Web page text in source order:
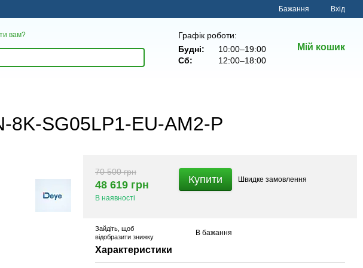
Бажання Вхід
вам?
Графік роботи:
Будні:
10:00–19:00
Сб:
12:00–18:00
Мій кошик
8K-SG05LP1-EU-AM2-P
70 500 грн
48 619 грн
В наявності
Купити Швидке замовлення
Зайдіть , щоб
відобразити знижку
В бажання
Характеристики